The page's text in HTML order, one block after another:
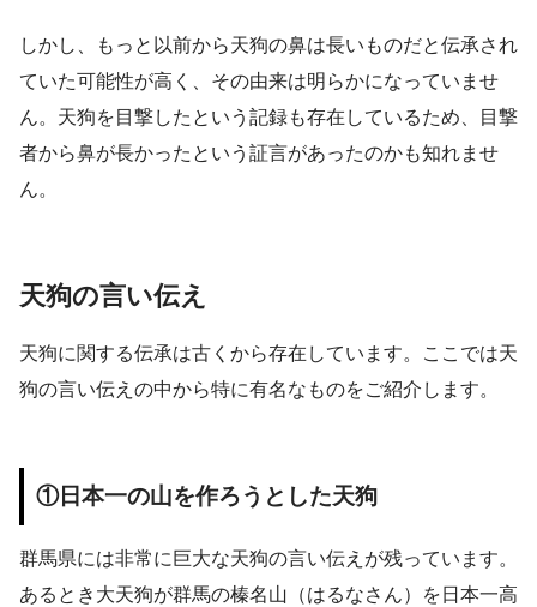
しかし、もっと以前から天狗の鼻は長いものだと伝承され
ていた可能性が高く、その由来は明らかになっていませ
ん。天狗を目撃したという記録も存在しているため、目撃
者から鼻が長かったという証言があったのかも知れませ
ん。
天狗の言い伝え
天狗に関する伝承は古くから存在しています。ここでは天
狗の言い伝えの中から特に有名なものをご紹介します。
①日本一の山を作ろうとした天狗
群馬県には非常に巨大な天狗の言い伝えが残っています。
あるとき大天狗が群馬の榛名山（はるなさん）を日本一高